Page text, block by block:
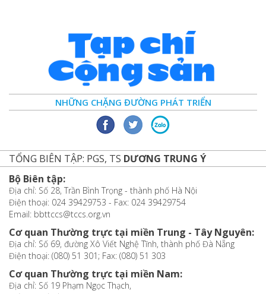
NHỮNG CHẶNG ĐƯỜNG PHÁT TRIỂN
TỔNG BIÊN TẬP: PGS, TS DƯƠNG TRUNG Ý
Bộ Biên tập:
Địa chỉ: Số 28, Trần Bình Trọng - thành phố Hà Nội
Điện thoại: 024 39429753 - Fax: 024 39429754
Email: bbttccs@tccs.org.vn
Cơ quan Thường trực tại miền Trung - Tây Nguyên:
Địa chỉ: Số 69, đường Xô Viết Nghệ Tĩnh, thành phố Đà Nẵng
Điện thoại: (080) 51 301; Fax: (080) 51 303
Cơ quan Thường trực tại miền Nam:
Địa chỉ: Số 19 Phạm Ngọc Thạch,